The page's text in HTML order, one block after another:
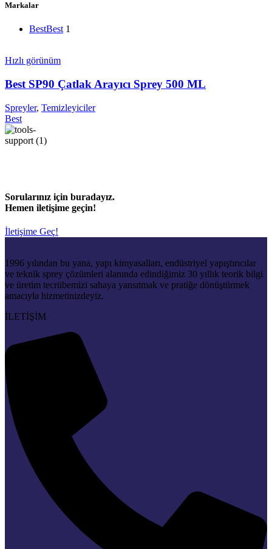
Markalar
BestBest 1
Hızlı görünüm
Best SP90 Çatlak Arayıcı Sprey 500 ML
Spreyler, Temizleyiciler
Best
Sorularınız için buradayız.
Hemen iletişime geçin!
İletişime Geç!
1996 yılından bu yana, yapı kimyasalları, endüstriyel yapıştırıcılar
ve teknik sprey çözümleri alanında edindiğimiz 30 yıllık teorik bilgi
ve üretim tecrübemizi sahaya yansıtmak ve pratiğe dönüştürmek
amacıyla hizmetinizdeyiz.
İLETİŞİM